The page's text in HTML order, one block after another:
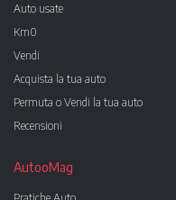
Auto usate
Km0
Vendi
Acquista la tua auto
Permuta o Vendi la tua auto
Recensioni
AutooMag